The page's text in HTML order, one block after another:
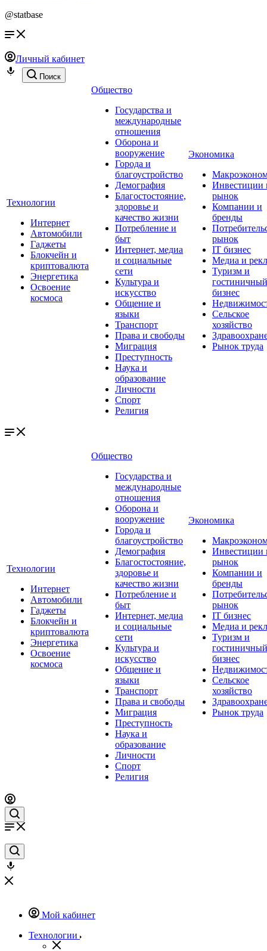
@statbase
Личный кабинет
Поиск
Технологии
Интернет
Автомобили
Гаджеты
Блокчейн и
криптовалюта
Энергетика
Освоение
космоса
Общество
Государства и
международные
отношения
Оборона и
вооружение
Города и
благоустройство
Демография
Благостостояние,
здоровье и
качество жизни
Потребление и
быт
Интернет, медиа
и социальные
сети
Культура и
искусство
Общение и
языки
Транспорт
Права и свободы
Миграция
Преступность
Наука и
образование
Личности
Спорт
Религия
Экономика
Инвестиции
рынок
Компании и
бренды
рынок
IT бизнес
Медиа и
Туризм и
гостиничный
бизнес
Сельское
хозяйство
Рынок труда
Технологии
Интернет
Автомобили
Гаджеты
Блокчейн и
криптовалюта
Энергетика
Освоение
космоса
Общество
Государства и
международные
отношения
Оборона и
вооружение
Города и
благоустройство
Демография
Благостостояние,
здоровье и
качество жизни
Потребление и
быт
Интернет, медиа
и социальные
сети
Культура и
искусство
Общение и
языки
Транспорт
Права и свободы
Миграция
Преступность
Наука и
образование
Личности
Спорт
Религия
Экономика
Инвестиции
рынок
Компании и
бренды
рынок
IT бизнес
Медиа и
Туризм и
гостиничный
бизнес
Сельское
хозяйство
Рынок труда
Мой кабинет
Технологии